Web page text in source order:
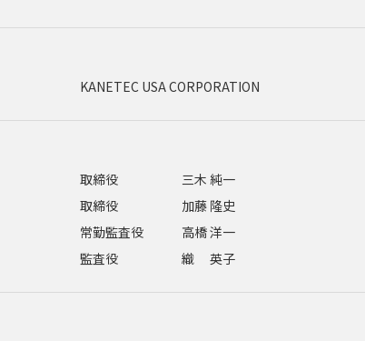
KANETEC USA CORPORATION
取締役
三木 純一
取締役
加藤 隆史
常勤監査役
高橋 洋一
監査役 織 英子